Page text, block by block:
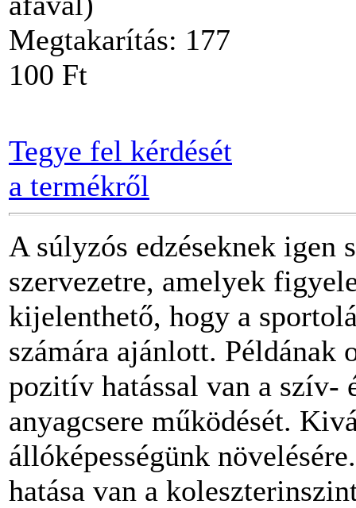
Megtakarítás: 177
100 Ft
Tegye fel kérdését
a termékről
A súlyzós edzéseknek igen
szervezetre, amelyek
kijelenthető, hogy a
számára ajánlott. Példának
pozitív hatással van a szív-
anyagcsere működését.
állóképességünk
hatása van a